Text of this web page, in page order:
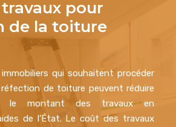
pour
de la toiture
qui souhaitent procéder
réfection de toiture peuvent réduire
le montant des travaux en
de l’État. Le coût des travaux